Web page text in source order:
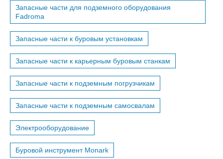
Запасные части для подземного оборудования
Fadroma
Запасные части к буровым установкам
Запасные части к карьерным буровым станкам
Запасные части к подземным погрузчикам
Запасные части к подземным самосвалам
Электрооборудование
Буровой инструмент Monark